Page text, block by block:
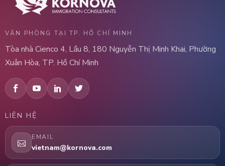
VĂN PHÒNG TẠI TP. HỒ CHÍ MINH
Tòa nhà Cienco 4, Lầu 8, 180 Nguyễn Thị Minh Khai, Phường
Xuân Hòa, TP. Hồ Chí Minh
LIÊN HỆ
EMAIL
vietnam@kornova.com